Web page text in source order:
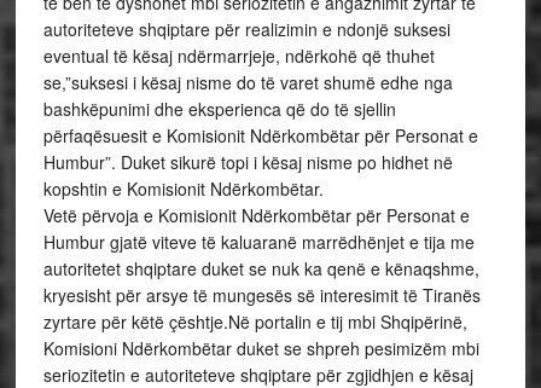
autoriteteve shqiptare për realizimin e ndonjë suksesi
eventual të kësaj ndërmarrjeje, ndërkohë që thuhet
se,”suksesi i kësaj nisme do të varet shumë edhe nga
bashkëpunimi dhe eksperienca që do të sjellin
përfaqësuesit e Komisionit Ndërkombëtar për Personat e
Humbur”. Duket sikurë topi i kësaj nisme po hidhet në
kopshtin e Komisionit Ndërkombëtar.
Vetë përvoja e Komisionit Ndërkombëtar për Personat e
Humbur gjatë viteve të kaluaranë marrëdhënjet e tija me
autoritetet shqiptare duket se nuk ka qenë e kënaqshme,
kryesisht për arsye të mungesës së interesimit të Tiranës
zyrtare për këtë çështje.Në portalin e tij mbi Shqipërinë,
Komisioni Ndërkombëtar duket se shpreh pesimizëm mbi
seriozitetin e autoriteteve shqiptare për zgjidhjen e kësaj